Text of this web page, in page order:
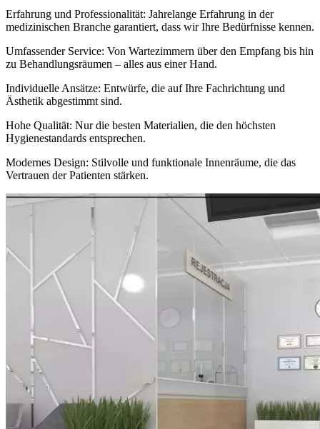
Erfahrung und Professionalität: Jahrelange Erfahrung in der
medizinischen Branche garantiert, dass wir Ihre Bedürfnisse kennen.
Umfassender Service: Von Wartezimmern über den Empfang bis hin
zu Behandlungsräumen – alles aus einer Hand.
Individuelle Ansätze: Entwürfe, die auf Ihre Fachrichtung und
Ästhetik abgestimmt sind.
Hohe Qualität: Nur die besten Materialien, die den höchsten
Hygienestandards entsprechen.
Modernes Design: Stilvolle und funktionale Innenräume, die das
Vertrauen der Patienten stärken.